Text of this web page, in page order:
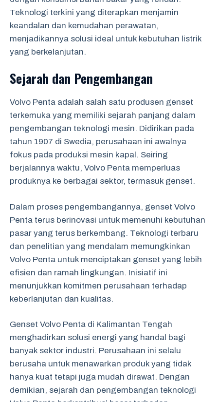
Teknologi terkini yang diterapkan menjamin
keandalan dan kemudahan perawatan,
menjadikannya solusi ideal untuk kebutuhan listrik
yang berkelanjutan.
Sejarah dan Pengembangan
Volvo Penta adalah salah satu produsen genset
terkemuka yang memiliki sejarah panjang dalam
pengembangan teknologi mesin. Didirikan pada
tahun 1907 di Swedia, perusahaan ini awalnya
fokus pada produksi mesin kapal. Seiring
berjalannya waktu, Volvo Penta memperluas
produknya ke berbagai sektor, termasuk genset.
Dalam proses pengembangannya, genset Volvo
Penta terus berinovasi untuk memenuhi kebutuhan
pasar yang terus berkembang. Teknologi terbaru
dan penelitian yang mendalam memungkinkan
Volvo Penta untuk menciptakan genset yang lebih
efisien dan ramah lingkungan. Inisiatif ini
menunjukkan komitmen perusahaan terhadap
keberlanjutan dan kualitas.
Genset Volvo Penta di Kalimantan Tengah
menghadirkan solusi energi yang handal bagi
banyak sektor industri. Perusahaan ini selalu
berusaha untuk menawarkan produk yang tidak
hanya kuat tetapi juga mudah dirawat. Dengan
demikian, sejarah dan pengembangan teknologi